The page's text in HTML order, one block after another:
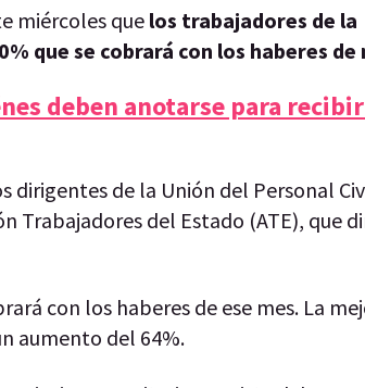
miércoles que los trabajadores de la
que se cobrará con los haberes de
deben anotarse para
de la Unión del Personal
Trabajadores del Estado (ATE), que
con los haberes de ese mes. La
aumento del 64%.